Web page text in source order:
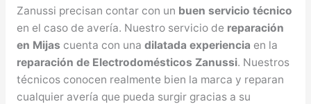
Zanussi precisan contar con un buen servicio técnico
en el caso de avería. Nuestro servicio de reparación
en Mijas cuenta con una dilatada experiencia en la
reparación de Electrodomésticos Zanussi. Nuestros
técnicos conocen realmente bien la marca y reparan
cualquier avería que pueda surgir gracias a su